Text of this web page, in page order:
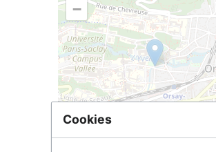
−
Cookies